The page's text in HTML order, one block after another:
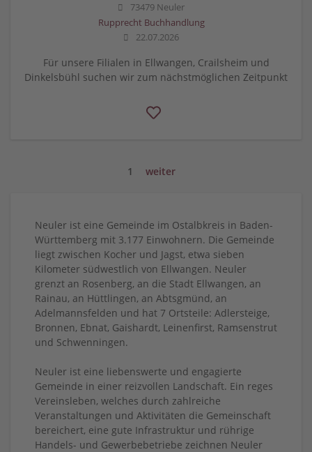
73479 Neuler
Rupprecht Buchhandlung
22.07.2026
Für unsere Filialen in Ellwangen, Crailsheim und
Dinkelsbühl suchen wir zum nächstmöglichen Zeitpunkt
1 weiter
Neuler ist eine Gemeinde im Ostalbkreis in Baden-
Württemberg mit 3.177 Einwohnern. Die Gemeinde
liegt zwischen Kocher und Jagst, etwa sieben
Kilometer südwestlich von Ellwangen. Neuler
grenzt an Rosenberg, an die Stadt Ellwangen, an
Rainau, an Hüttlingen, an Abtsgmünd, an
Adelmannsfelden und hat 7 Ortsteile: Adlersteige,
Bronnen, Ebnat, Gaishardt, Leinenfirst, Ramsenstrut
und Schwenningen.
Neuler ist eine liebenswerte und engagierte
Gemeinde in einer reizvollen Landschaft. Ein reges
Vereinsleben, welches durch zahlreiche
Veranstaltungen und Aktivitäten die Gemeinschaft
bereichert, eine gute Infrastruktur und rührige
Handels- und Gewerbebetriebe zeichnen Neuler